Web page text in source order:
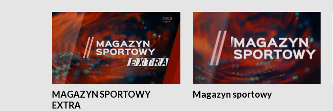
MAGAZYN SPORTOWY
EXTRA
Magazyn sportowy